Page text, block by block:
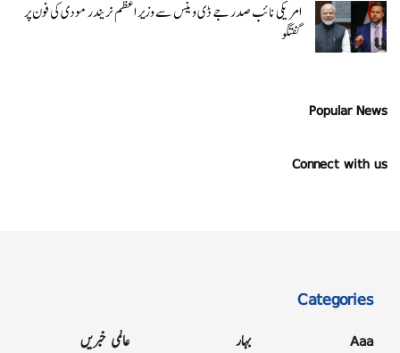
امریکی نائب صدر جے ڈی وینس سے وزیر اعظم نریندر مودی کی فون پر
گفتگو
Popular News
Connect with us
Categories
Aaa
بہار
عالمی خبریں